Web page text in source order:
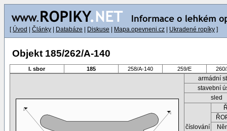
[ Úvod Články Databáze Diskuse Mapa.opevneni.cz Ukradené ropíky ]
Objekt 185/262/A-140
I. sbor 185 258/A-140 259/E
armádní
stavební
sled
číslování